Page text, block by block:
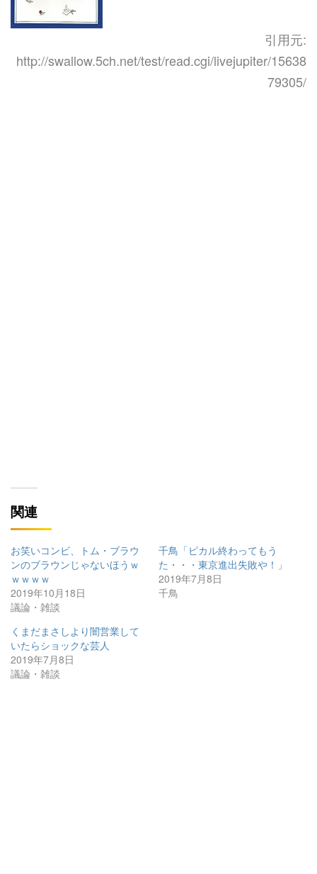
引用元:
http://swallow.5ch.net/test/read.cgi/livejupiter/15638
79305/
関連
お笑いコンビ、トム・ブラウ
ンのブラウンじゃないほうｗ
ｗｗｗｗ
2019年10月18日
議論・雑談
千鳥「ピカル終わってもう
た・・・東京進出失敗や！」
2019年7月8日
千鳥
くまだまさしより闇営業して
いたらショックな芸人
2019年7月8日
議論・雑談